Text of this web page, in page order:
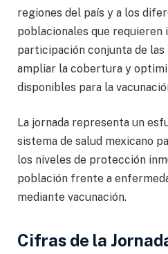
regiones del país y a los
poblacionales que requieren
participación conjunta de
ampliar la cobertura y
disponibles para la
La jornada representa un
sistema de salud mexicano
los niveles de protección
población frente a
mediante vacunación.
Cifras de la